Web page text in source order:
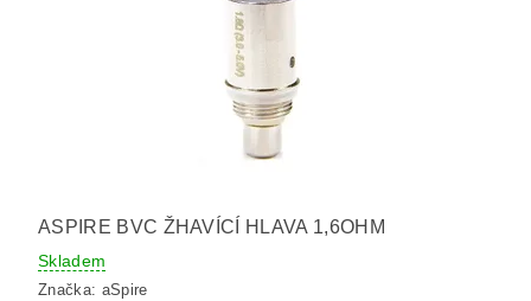
ASPIRE BVC ŽHAVÍCÍ HLAVA 1,6OHM
Skladem
Značka: aSpire